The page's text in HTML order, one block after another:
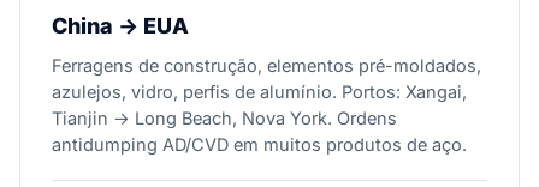
China → EUA
Ferragens de construção, elementos pré-moldados,
azulejos, vidro, perfis de alumínio. Portos: Xangai,
Tianjin → Long Beach, Nova York. Ordens
antidumping AD/CVD em muitos produtos de aço.